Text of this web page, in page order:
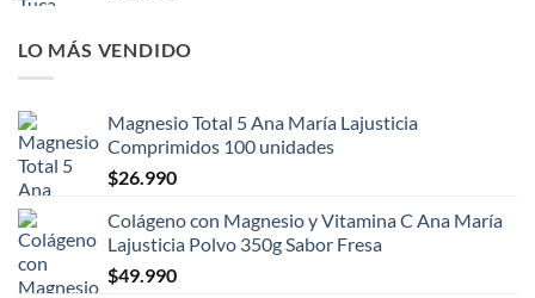
LO MÁS VENDIDO
Magnesio Total 5 Ana María Lajusticia
Comprimidos 100 unidades
$26.990
Colágeno con Magnesio y Vitamina C Ana María
Lajusticia Polvo 350g Sabor Fresa
$49.990